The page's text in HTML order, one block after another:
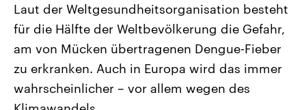
Landtagswahl Sachsen-Anhalt
2026
Alle Informationen
Sachsen-Anhalt wählt am 6.
September 2026 einen neuen
Landtag. Seit 2021 wird das
Bundesland von einer Koalition aus
USA
Aktuelle Beiträge,
Hintergründe
Wirtschaftlich und
gehören die Vereinigten
den mächtigsten Ländern
Laut der Weltgesundheitsorganisation besteht
für die Hälfte der Weltbevölkerung die Gefahr,
am von Mücken übertragenen Dengue-Fieber
zu erkranken. Auch in Europa wird das immer
wahrscheinlicher – vor allem wegen des